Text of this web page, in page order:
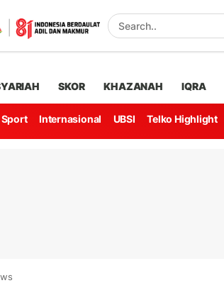
SKOR KHAZANAH IQRA
Sport Internasional UBSI Telko Highlight